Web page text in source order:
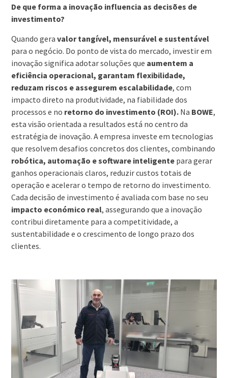
De que forma a inovação influencia as decisões de
investimento?
Quando gera valor tangível, mensurável e sustentável
para o negócio. Do ponto de vista do mercado, investir em
inovação significa adotar soluções que aumentem a
eficiência operacional, garantam flexibilidade,
reduzam riscos e assegurem escalabilidade, com
impacto direto na produtividade, na fiabilidade dos
processos e no retorno do investimento (ROI). Na BOWE,
esta visão orientada a resultados está no centro da
estratégia de inovação. A empresa investe em tecnologias
que resolvem desafios concretos dos clientes, combinando
robótica, automação e software inteligentepara gerar
ganhos operacionais claros, reduzir custos totais de
operação e acelerar o tempo de retorno do investimento.
Cada decisão de investimento é avaliada com base no seu
impacto económico real, assegurando que a inovação
contribui diretamente para a competitividade, a
sustentabilidade e o crescimento de longo prazo dos
clientes.